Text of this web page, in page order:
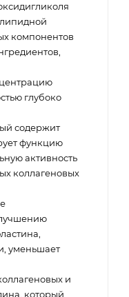
компонентов
глубоко
содержит
функцию
активность
коллагеновых
уменьшает
и
который